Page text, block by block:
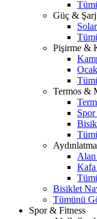
Güç & Şarj
Pişirme &
Termos &
Aydınlatma
Alan
Kafa
Bisiklet
Tümünü
Spor & Fitness